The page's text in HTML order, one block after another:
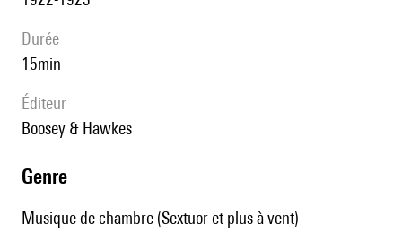
durée
15min
éditeur
Boosey & Hawkes
genre
Musique de chambre (Sextuor et plus à vent)